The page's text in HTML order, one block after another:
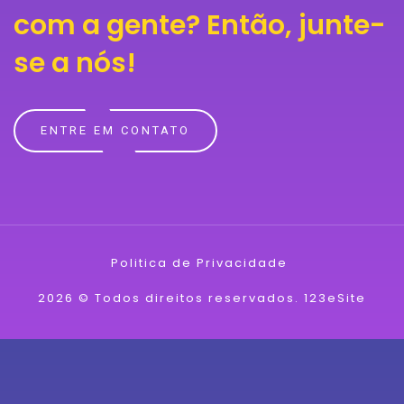
com a gente? Então, junte-
se a nós!
ENTRE EM CONTATO
Politica de Privacidade
2026 © Todos direitos reservados. 123eSite